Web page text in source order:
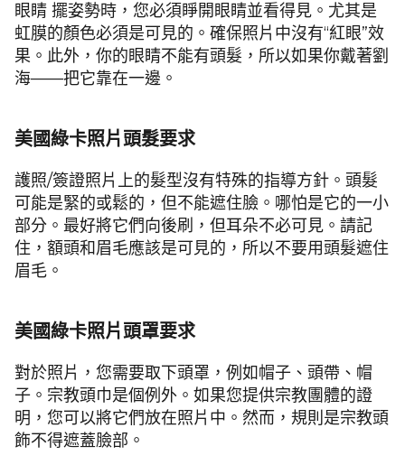
眼睛 擺姿勢時，您必須睜開眼睛並看得見。尤其是
虹膜的顏色必須是可見的。確保照片中沒有“紅眼”效
果。此外，你的眼睛不能有頭髮，所以如果你戴著劉
海——把它靠在一邊。
美國綠卡照片頭髮要求
護照/簽證照片上的髮型沒有特殊的指導方針。頭髮
可能是緊的或鬆的，但不能遮住臉。哪怕是它的一小
部分。最好將它們向後刷，但耳朵不必可見。請記
住，額頭和眉毛應該是可見的，所以不要用頭髮遮住
眉毛。
美國綠卡照片頭罩要求
對於照片，您需要取下頭罩，例如帽子、頭帶、帽
子。宗教頭巾是個例外。如果您提供宗教團體的證
明，您可以將它們放在照片中。然而，規則是宗教頭
飾不得遮蓋臉部。